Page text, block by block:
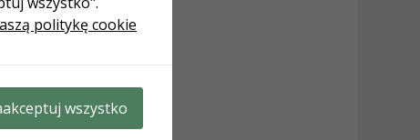
politykę cookie
wszystko